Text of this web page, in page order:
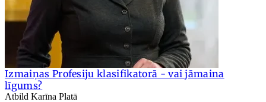
Izmaiņas Profesiju klasifikatorā - vai jāmaina
līgums?
Atbild Karīna Platā